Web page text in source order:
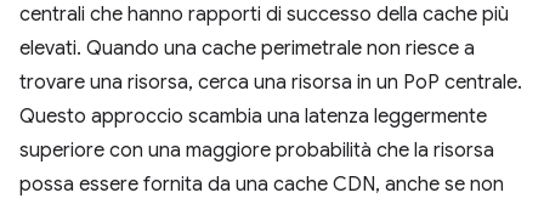
centrali che hanno rapporti di successo della cache più
elevati. Quando una cache perimetrale non riesce a
trovare una risorsa, cerca una risorsa in un PoP centrale.
Questo approccio scambia una latenza leggermente
superiore con una maggiore probabilità che la risorsa
possa essere fornita da una cache CDN, anche se non